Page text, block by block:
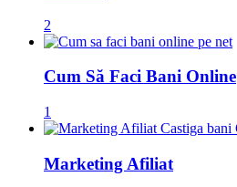
2
Cum Să Faci Bani Online
1
Marketing Afiliat